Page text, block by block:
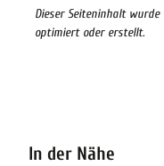
Dieser Seiteninhalt
optimiert oder erstellt.
In der Nähe